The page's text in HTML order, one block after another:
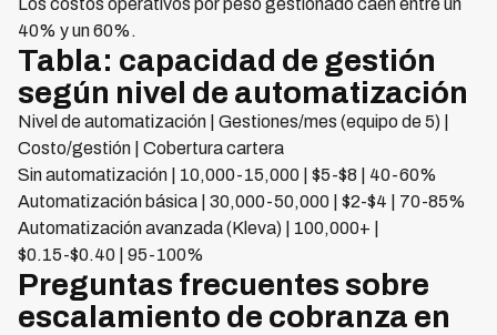
Los costos operativos por peso gestionado caen entre un
40% y un 60%.
Tabla: capacidad de gestión
según nivel de automatización
Nivel de automatización | Gestiones/mes (equipo de 5) |
Costo/gestión | Cobertura cartera
Sin automatización | 10,000-15,000 | $5-$8 | 40-60%
Automatización básica | 30,000-50,000 | $2-$4 | 70-85%
Automatización avanzada (Kleva) | 100,000+ |
$0.15-$0.40 | 95-100%
Preguntas frecuentes sobre
escalamiento de cobranza en